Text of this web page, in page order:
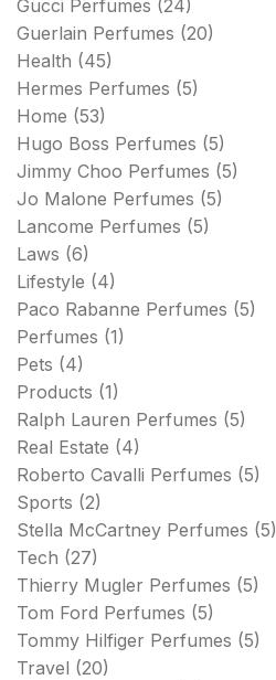
Gucci Perfumes (24)
Guerlain Perfumes (20)
Health (45)
Hermes Perfumes (5)
Home (53)
Hugo Boss Perfumes (5)
Jimmy Choo Perfumes (5)
Jo Malone Perfumes (5)
Lancome Perfumes (5)
Laws (6)
Lifestyle (4)
Paco Rabanne Perfumes (5)
Perfumes (1)
Pets (4)
Products (1)
Ralph Lauren Perfumes (5)
Real Estate (4)
Roberto Cavalli Perfumes (5)
Sports (2)
Stella McCartney Perfumes (5)
Tech (27)
Thierry Mugler Perfumes (5)
Tom Ford Perfumes (5)
Tommy Hilfiger Perfumes (5)
Travel (20)